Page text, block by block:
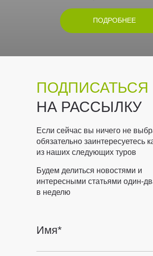
ПОДРОБНЕЕ
ПОДПИСАТЬСЯ
НА РАССЫЛКУ
Если сейчас вы ничего не
обязательно заинтересуетесь
из наших следующих туров
Имя*
Будем делиться новостями и
интересными статьями один-
в неделю